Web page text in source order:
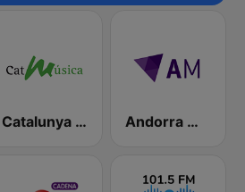
Catalunya Música Andorra Música